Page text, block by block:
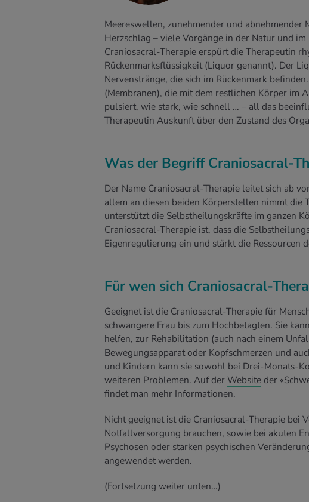
Meereswellen, zunehmender und abnehmender
Herzschlag – viele Vorgänge in der Natur und
Craniosacral-Therapie erspürt die Therapeutin
Rückenmarksflüssigkeit (Liquor genannt). Der
Nervenstränge, die sich im Rückenmark
(Membranen), die mit dem restlichen Körper im
pulsiert, wie stark, wie schnell … – all das
Therapeutin Auskunft über den Zustand des
Was der Begriff Craniosacral-
Der Name Craniosacral-Therapie leitet sich ab
allem an diesen beiden Körperstellen nimmt die
unterstützt die Selbstheilungskräfte im ganzen
Craniosacral-Therapie ist, dass die
Eigenregulierung ein und stärkt die Ressourcen
Für wen sich Craniosacral-
Geeignet ist die Craniosacral-Therapie für
schwangere Frau bis zum Hochbetagten. Sie
helfen, zur Rehabilitation (auch nach einem
Bewegungsapparat oder Kopfschmerzen und
und Kindern kann sie sowohl bei Drei-Monats-
weiteren Problemen. Auf derWebsiteder
findet man mehr Informationen.
Nicht geeignet ist die Craniosacral-Therapie bei
Notfallversorgung brauchen, sowie bei akuten
Psychosen oder starken psychischen
angewendet werden.
(Fortsetzung weiter unten…)